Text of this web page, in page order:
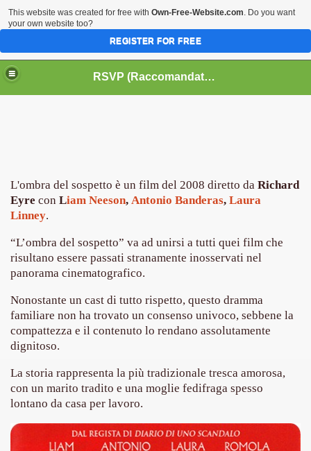
HOME BIOGRAFIE
CINEMA
DATABASE LIBRI
LIBRI
MUSICA
RSVP (Raccomandati Se Vi Piacciono)
L'ombra del sospetto è un film del 2008 diretto da Richard
Eyre con Liam Neeson, Antonio Banderas, Laura
Linney.
“L’ombra del sospetto” va ad unirsi a tutti quei film che
risultano essere passati stranamente inosservati nel
panorama cinematografico.
Nonostante un cast di tutto rispetto, questo dramma
familiare non ha trovato un consenso univoco, sebbene la
compattezza e il contenuto lo rendano assolutamente
dignitoso.
La storia rappresenta la più tradizionale tresca amorosa,
con un marito tradito e una moglie fedifraga spesso
lontano da casa per lavoro.
edizione del Premio Strega.
non piu esordiente, bensi ampiamente radicato nel
l'esordio enigmatico e avvincente di Marcello
Se Ti Piacciono nel mese di Aprile 2013.
This website was created for free with Own-Free-Website.com. Do you want
your own website too?
REGISTER FOR FREE